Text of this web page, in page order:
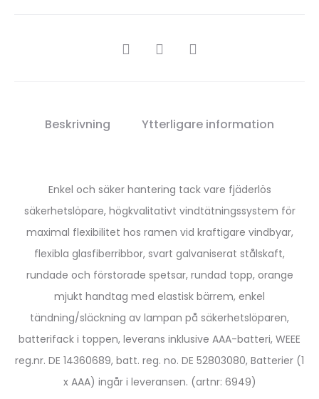
SHARE
Beskrivning Ytterligare information
Enkel och säker hantering tack vare fjäderlös
säkerhetslöpare, högkvalitativt vindtätningssystem för
maximal flexibilitet hos ramen vid kraftigare vindbyar,
flexibla glasfiberribbor, svart galvaniserat stålskaft,
rundade och förstorade spetsar, rundad topp, orange
mjukt handtag med elastisk bärrem, enkel
tändning/släckning av lampan på säkerhetslöparen,
batterifack i toppen, leverans inklusive AAA-batteri, WEEE
reg.nr. DE 14360689, batt. reg. no. DE 52803080, Batterier (1
x AAA) ingår i leveransen. (artnr: 6949)